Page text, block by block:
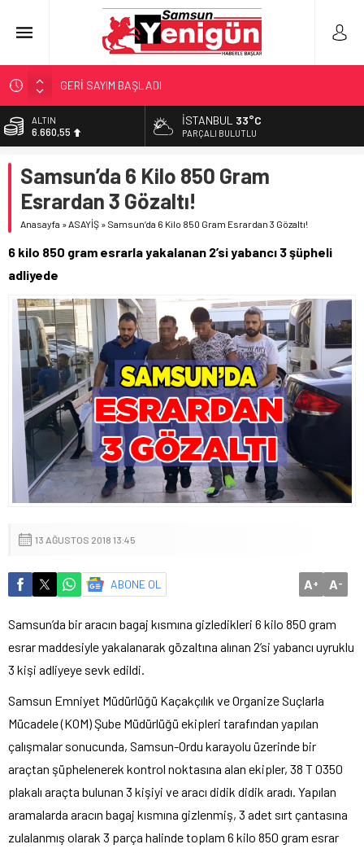
GERİ SAYIM BAŞLADI
SAMSUNSPOR’DA HEDEF 5’İNCİLİK!
‘BAFRA’YA YATIRIM YAPIN!’
YÖNETİCİ SEÇERKEN YAPILAN EN BÜYÜK HATALAR
ALTIN
6.660,55
13.779,39
DOLAR
47,7111
55,1881
İSTANBUL 33°C
PARÇALI BULUTLU
Samsun’da 6 Kilo 850 Gram
Esrardan 3 Gözaltı!
Anasayfa »ASAYİŞ » Samsun’da 6 Kilo 850 Gram Esrardan 3 Gözaltı!
6 kilo 850 gram esrarla yakalanan 2’si yabancı 3 şüpheli
adliyede
13 AĞUSTOS 2018 13:45
ABONE OL A+ A-
Samsun’da bir aracın bagaj kısmına gizledikleri 6 kilo 850 gram
esrar maddesiyle yakalanarak gözaltına alınan 2’si yabancı uyruklu
3 kişi adliyeye sevk edildi.
Samsun Emniyet Müdürlüğü Kaçakçılık ve Organize Suçlarla
Mücadele (KOM) Şube Müdürlüğü ekipleri tarafından yapılan
çalışmalar sonucunda, Samsun-Ordu karayolu üzerinde bir
araçtan şüphelenerek kontrol noktasına alan ekipler, 38 T 0350
plakalı araçta bulunan 3 kişiyi ve aracı didik didik aradı. Yapılan
aramalarda aracın bagaj kısmına gizlenmiş, 3 adet sırt çantasına
zulalanmış olarak 3 parça halinde toplam 6 kilo 850 gram esrar